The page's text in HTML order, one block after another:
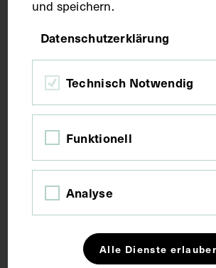
Bildmaß inkl. Untergrund 15,9 x 16,2
Kurzbeschreibung
Kalender, 1914.
Schlagwörter
und speichern.
Datenschutzerklärung
Technisch Notwendig
Funktionell
Analyse
Alle Dienste